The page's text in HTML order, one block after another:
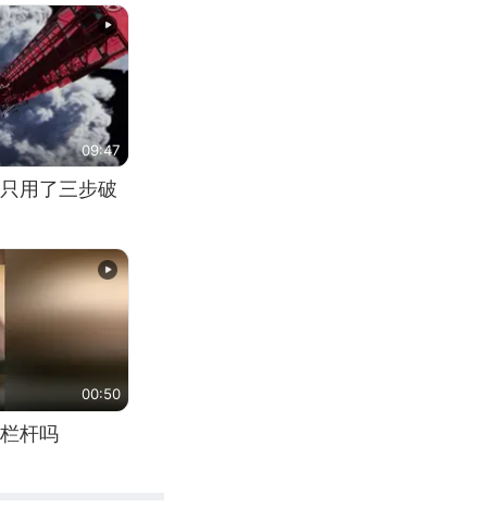
09:47
用了三步破
00:50
杆吗